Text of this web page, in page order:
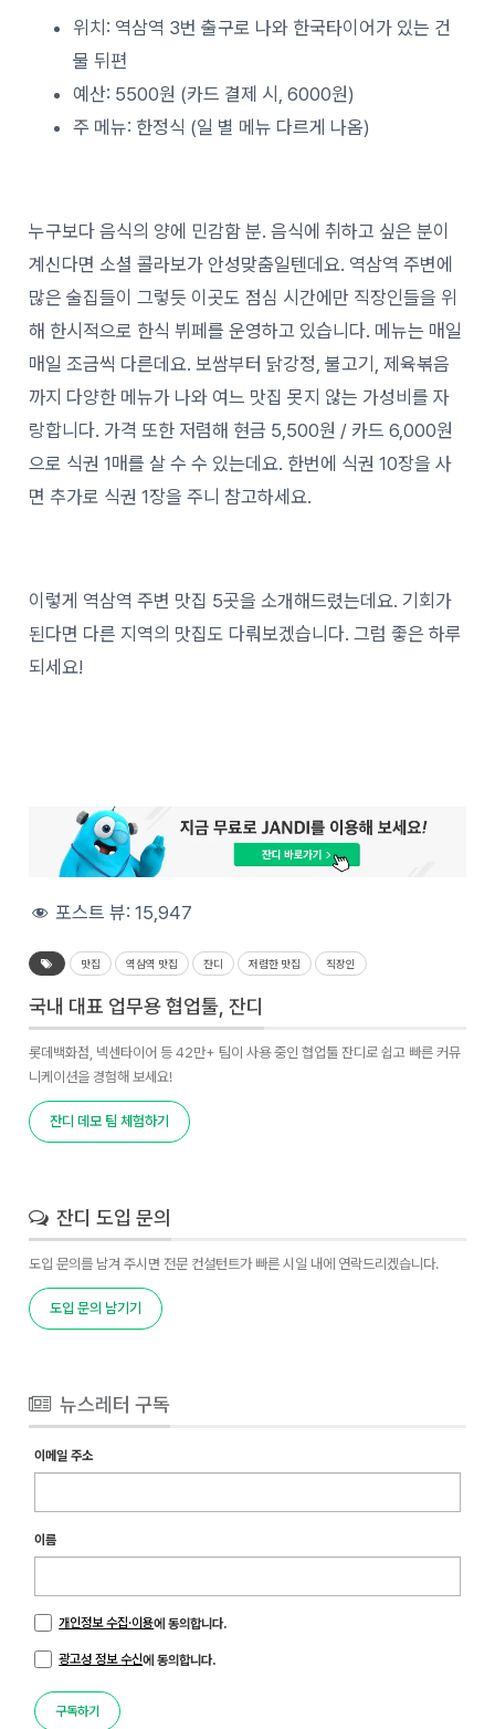
위치: 역삼역 3번 출구로 나와 한국타이어가 있는 건
물 뒤편
예산: 5500원 (카드 결제 시, 6000원)
주 메뉴: 한정식 (일 별 메뉴 다르게 나옴)
누구보다 음식의 양에 민감함 분. 음식에 취하고 싶은 분이
계신다면 소셜 콜라보가 안성맞춤일텐데요. 역삼역 주변에
많은 술집들이 그렇듯 이곳도 점심 시간에만 직장인들을 위
해 한시적으로 한식 뷔페를 운영하고 있습니다. 메뉴는 매일
매일 조금씩 다른데요. 보쌈부터 닭강정, 불고기, 제육볶음
까지 다양한 메뉴가 나와 여느 맛집 못지 않는 가성비를 자
랑합니다. 가격 또한 저렴해 현금 5,500원 / 카드 6,000원
으로 식권 1매를 살 수 수 있는데요. 한번에 식권 10장을 사
면 추가로 식권 1장을 주니 참고하세요.
이렇게 역삼역 주변 맛집 5곳을 소개해드렸는데요. 기회가
된다면 다른 지역의 맛집도 다뤄보겠습니다. 그럼 좋은 하루
되세요!
포스트 뷰:15,947
맛집 역삼역 맛집 잔디 저렴한 맛집 직장인
국내 대표 업무용 협업툴, 잔디
롯데백화점, 넥센타이어 등 42만+ 팀이 사용 중인 협업툴 잔디로 쉽고 빠른 커뮤
니케이션을 경험해 보세요!
잔디 데모 팀 체험하기
잔디 도입 문의
도입 문의를 남겨 주시면 전문 컨설턴트가 빠른 시일 내에 연락드리겠습니다.
도입 문의 남기기
뉴스레터 구독
이메일 주소
이름
개인정보 수집·이용에 동의합니다.
광고성 정보 수신에 동의합니다.
구독하기